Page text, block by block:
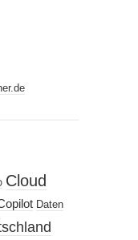
Cloud
Daten